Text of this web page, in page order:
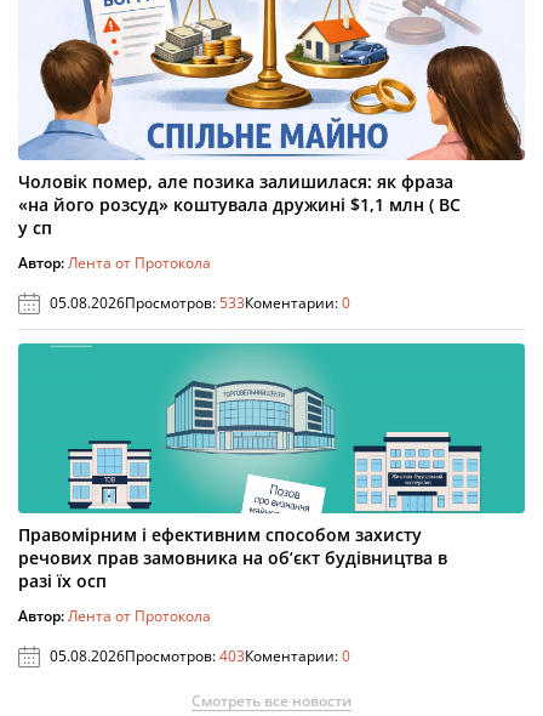
Чоловік помер, але позика залишилася: як фраза
«на його розсуд» коштувала дружині $1,1 млн ( ВС
у сп
Автор:Лента от Протокола
05.08.2026Просмотров:533Коментарии:0
Правомірним і ефективним способом захисту
речових прав замовника на об’єкт будівництва в
разі їх осп
Автор:Лента от Протокола
05.08.2026Просмотров:403Коментарии:0
Смотреть все новости